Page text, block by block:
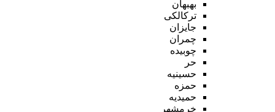
بهبهان
ترکالکی
جایزان
چمران
چوبیده
حر
حسینیه
حمزه
حمیدیه
خرمشهر